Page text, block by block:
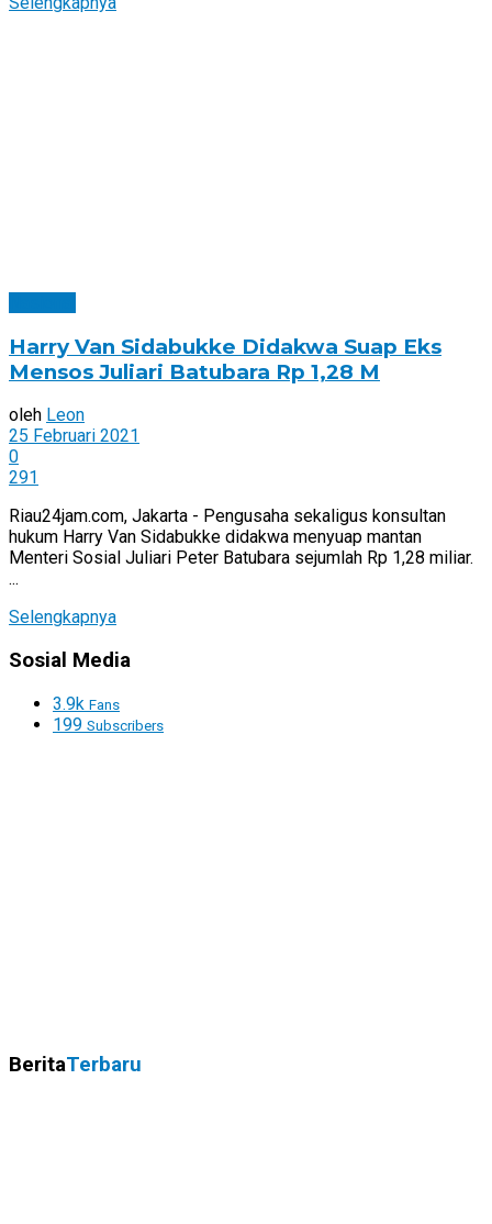
Harry Van Sidabukke Didakwa Suap Eks
Mensos Juliari Batubara Rp 1,28 M
oleh Leon
25 Februari 2021
0
291
Riau24jam.com, Jakarta - Pengusaha sekaligus konsultan
hukum Harry Van Sidabukke didakwa menyuap mantan
Menteri Sosial Juliari Peter Batubara sejumlah Rp 1,28 miliar.
...
Selengkapnya
Sosial Media
3.9k Fans
199 Subscribers
BeritaTerbaru